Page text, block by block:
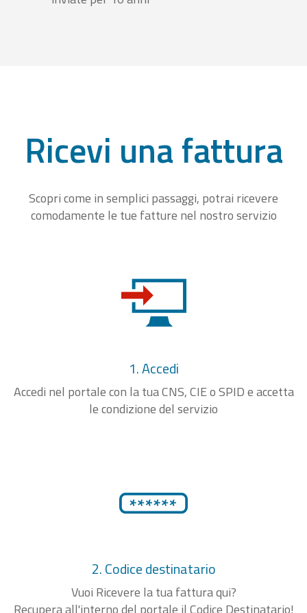
Ricevi una fattura
Scopri come in semplici passaggi, potrai ricevere
comodamente le tue fatture nel nostro servizio
1. Accedi
Accedi nel portale con la tua CNS, CIE o SPID e accetta
le condizione del servizio
2. Codice destinatario
Vuoi Ricevere la tua fattura qui?
Recupera all'interno del portale il Codice Destinatario!